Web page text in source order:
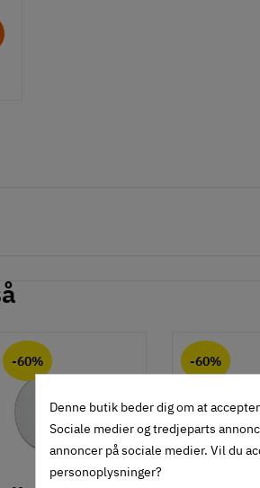
-60% -60%
Denne butik beder dig om at
Sociale medier og tredjeparts
annoncer på sociale medier. Vil du
personoplysninger?